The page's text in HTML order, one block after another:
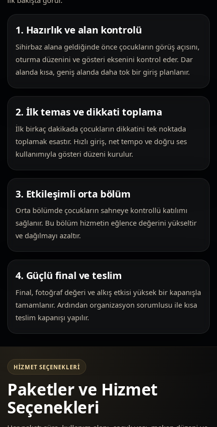
1. Hazırlık ve alan kontrolü
Sihirbaz alana geldiğinde önce çocukların görüş açısını,
oturma düzenini ve gösteri eksenini kontrol eder. Dar
alanda kısa, geniş alanda daha tok bir giriş planlanır.
2. İlk temas ve dikkati toplama
İlk birkaç dakikada çocukların dikkatini tek noktada
toplamak esastır. Hızlı giriş, net tempo ve doğru ses
kullanımıyla gösteri düzeni kurulur.
3. Etkileşimli orta bölüm
Orta bölümde çocukların sahneye kontrollü katılımı
sağlanır. Bu bölüm hizmetin eğlence değerini yükseltir
ve dağılmayı azaltır.
4. Güçlü final ve teslim
Final, fotoğraf değeri ve alkış etkisi yüksek bir kapanışla
tamamlanır. Ardından organizasyon sorumlusu ile kısa
teslim kapanışı yapılır.
HIZMET SEÇENEKLERI
Paketler ve Hizmet
Seçenekleri